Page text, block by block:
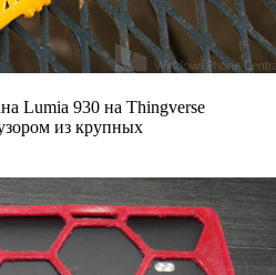
Lumia 930 на Thingverse
из крупных